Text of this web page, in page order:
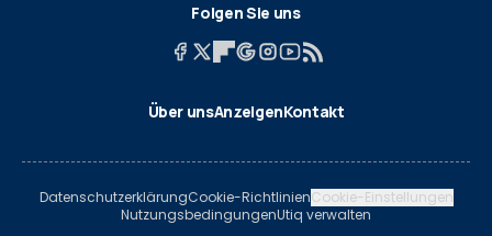
Folgen Sie uns
Über unsAnzeigenKontakt
DatenschutzerklärungCookie-RichtlinienCookie-Einstellungen
NutzungsbedingungenUtiq verwalten